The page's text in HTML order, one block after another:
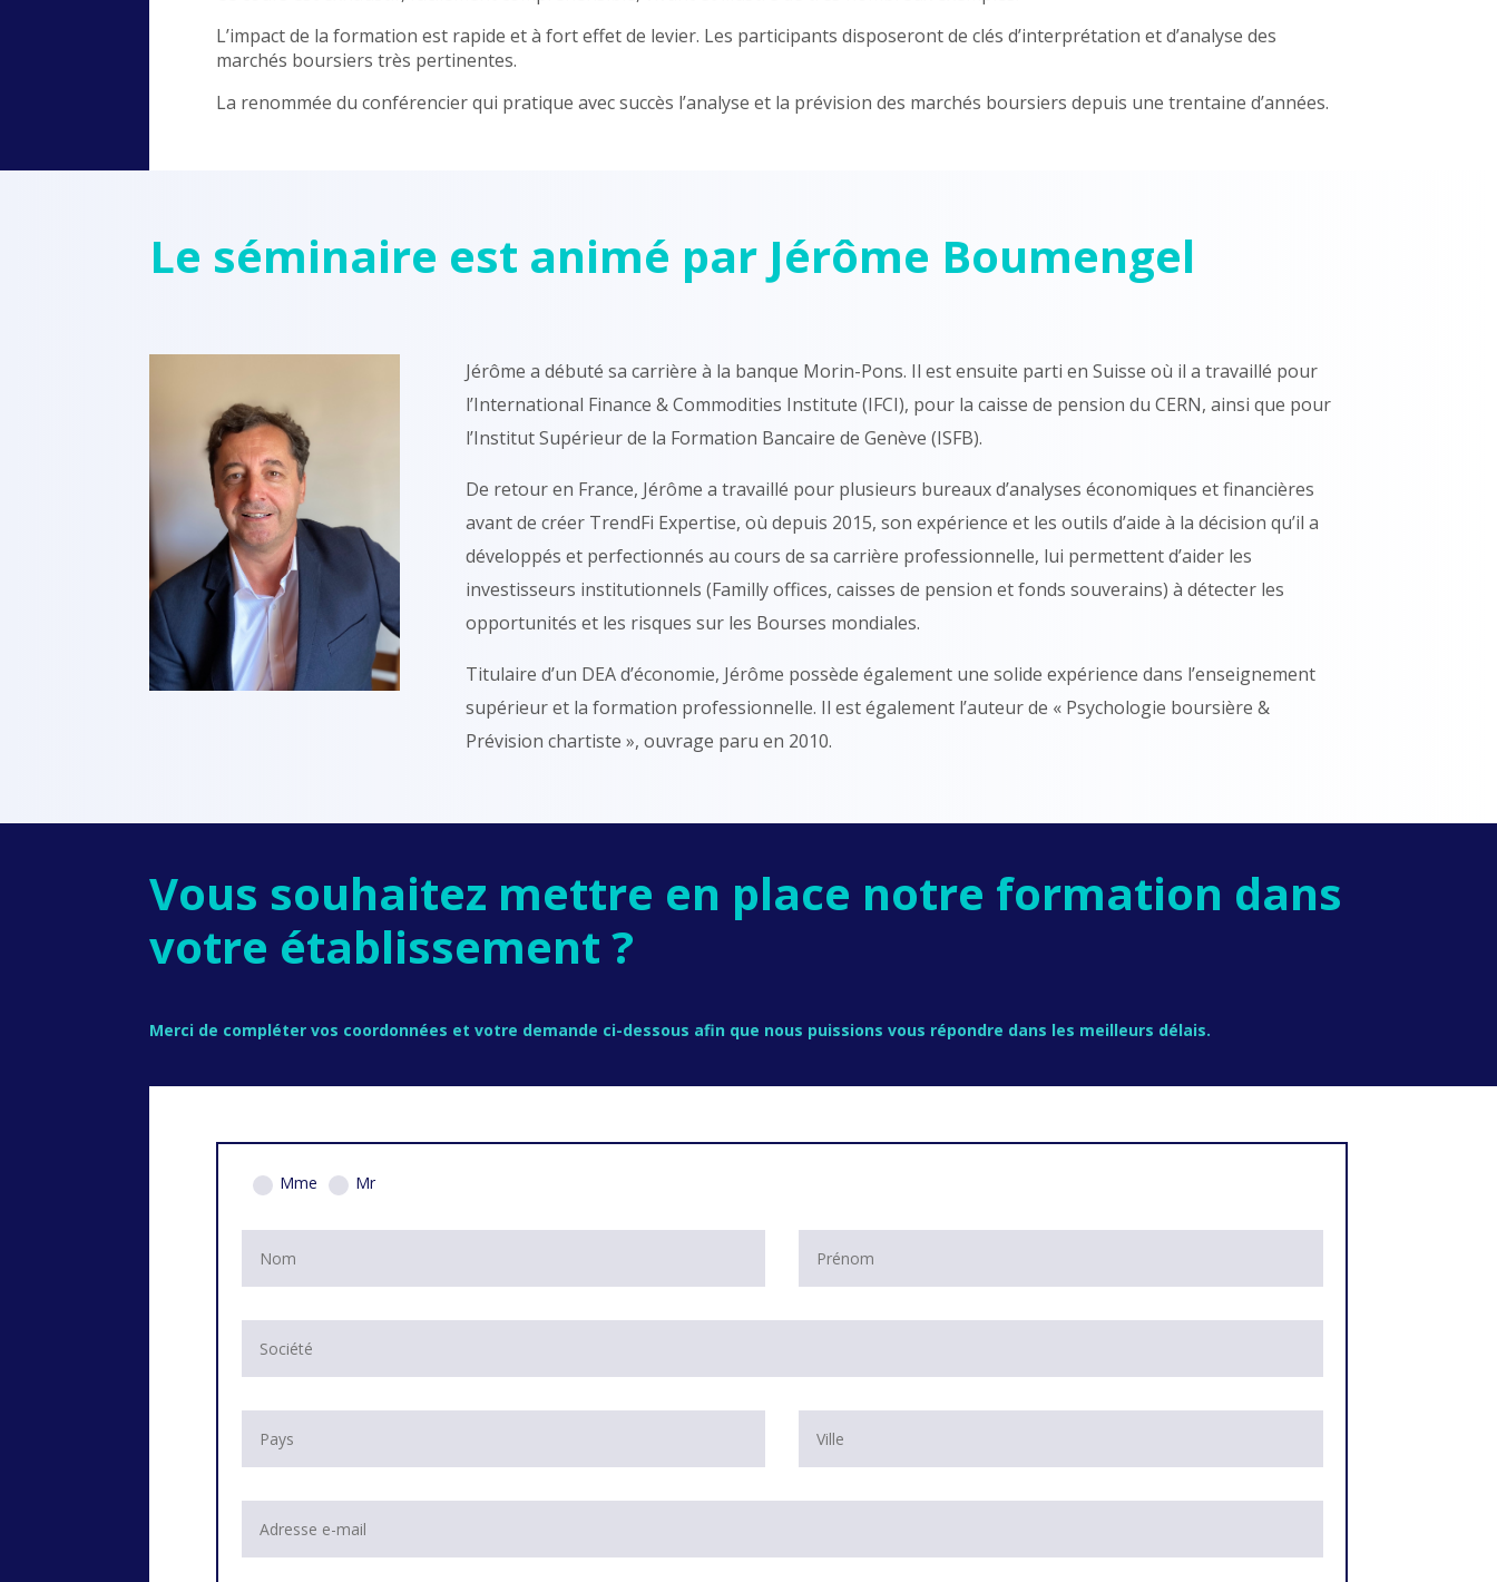
L’impact de la formation est rapide et à fort effet de levier. Les participants disposeront de clés d’interprétation et d’analyse des
marchés boursiers très pertinentes.
La renommée du conférencier qui pratique avec succès l’analyse et la prévision des marchés boursiers depuis une trentaine d’années.
Le séminaire est animé par Jérôme Boumengel
Jérôme a débuté sa carrière à la banque Morin-Pons. Il est ensuite parti en Suisse où il a travaillé pour
l’International Finance & Commodities Institute (IFCI), pour la caisse de pension du CERN, ainsi que pour
l’Institut Supérieur de la Formation Bancaire de Genève (ISFB).
De retour en France, Jérôme a travaillé pour plusieurs bureaux d’analyses économiques et financières
avant de créer TrendFi Expertise, où depuis 2015, son expérience et les outils d’aide à la décision qu’il a
développés et perfectionnés au cours de sa carrière professionnelle, lui permettent d’aider les
investisseurs institutionnels (Familly offices, caisses de pension et fonds souverains) à détecter les
opportunités et les risques sur les Bourses mondiales.
Titulaire d’un DEA d’économie, Jérôme possède également une solide expérience dans l’enseignement
supérieur et la formation professionnelle. Il est également l’auteur de « Psychologie boursière &
Prévision chartiste », ouvrage paru en 2010.
Vous souhaitez mettre en place notre formation dans
votre établissement ?
Merci de compléter vos coordonnées et votre demande ci-dessous afin que nous puissions vous répondre dans les meilleurs délais.
Mme Mr